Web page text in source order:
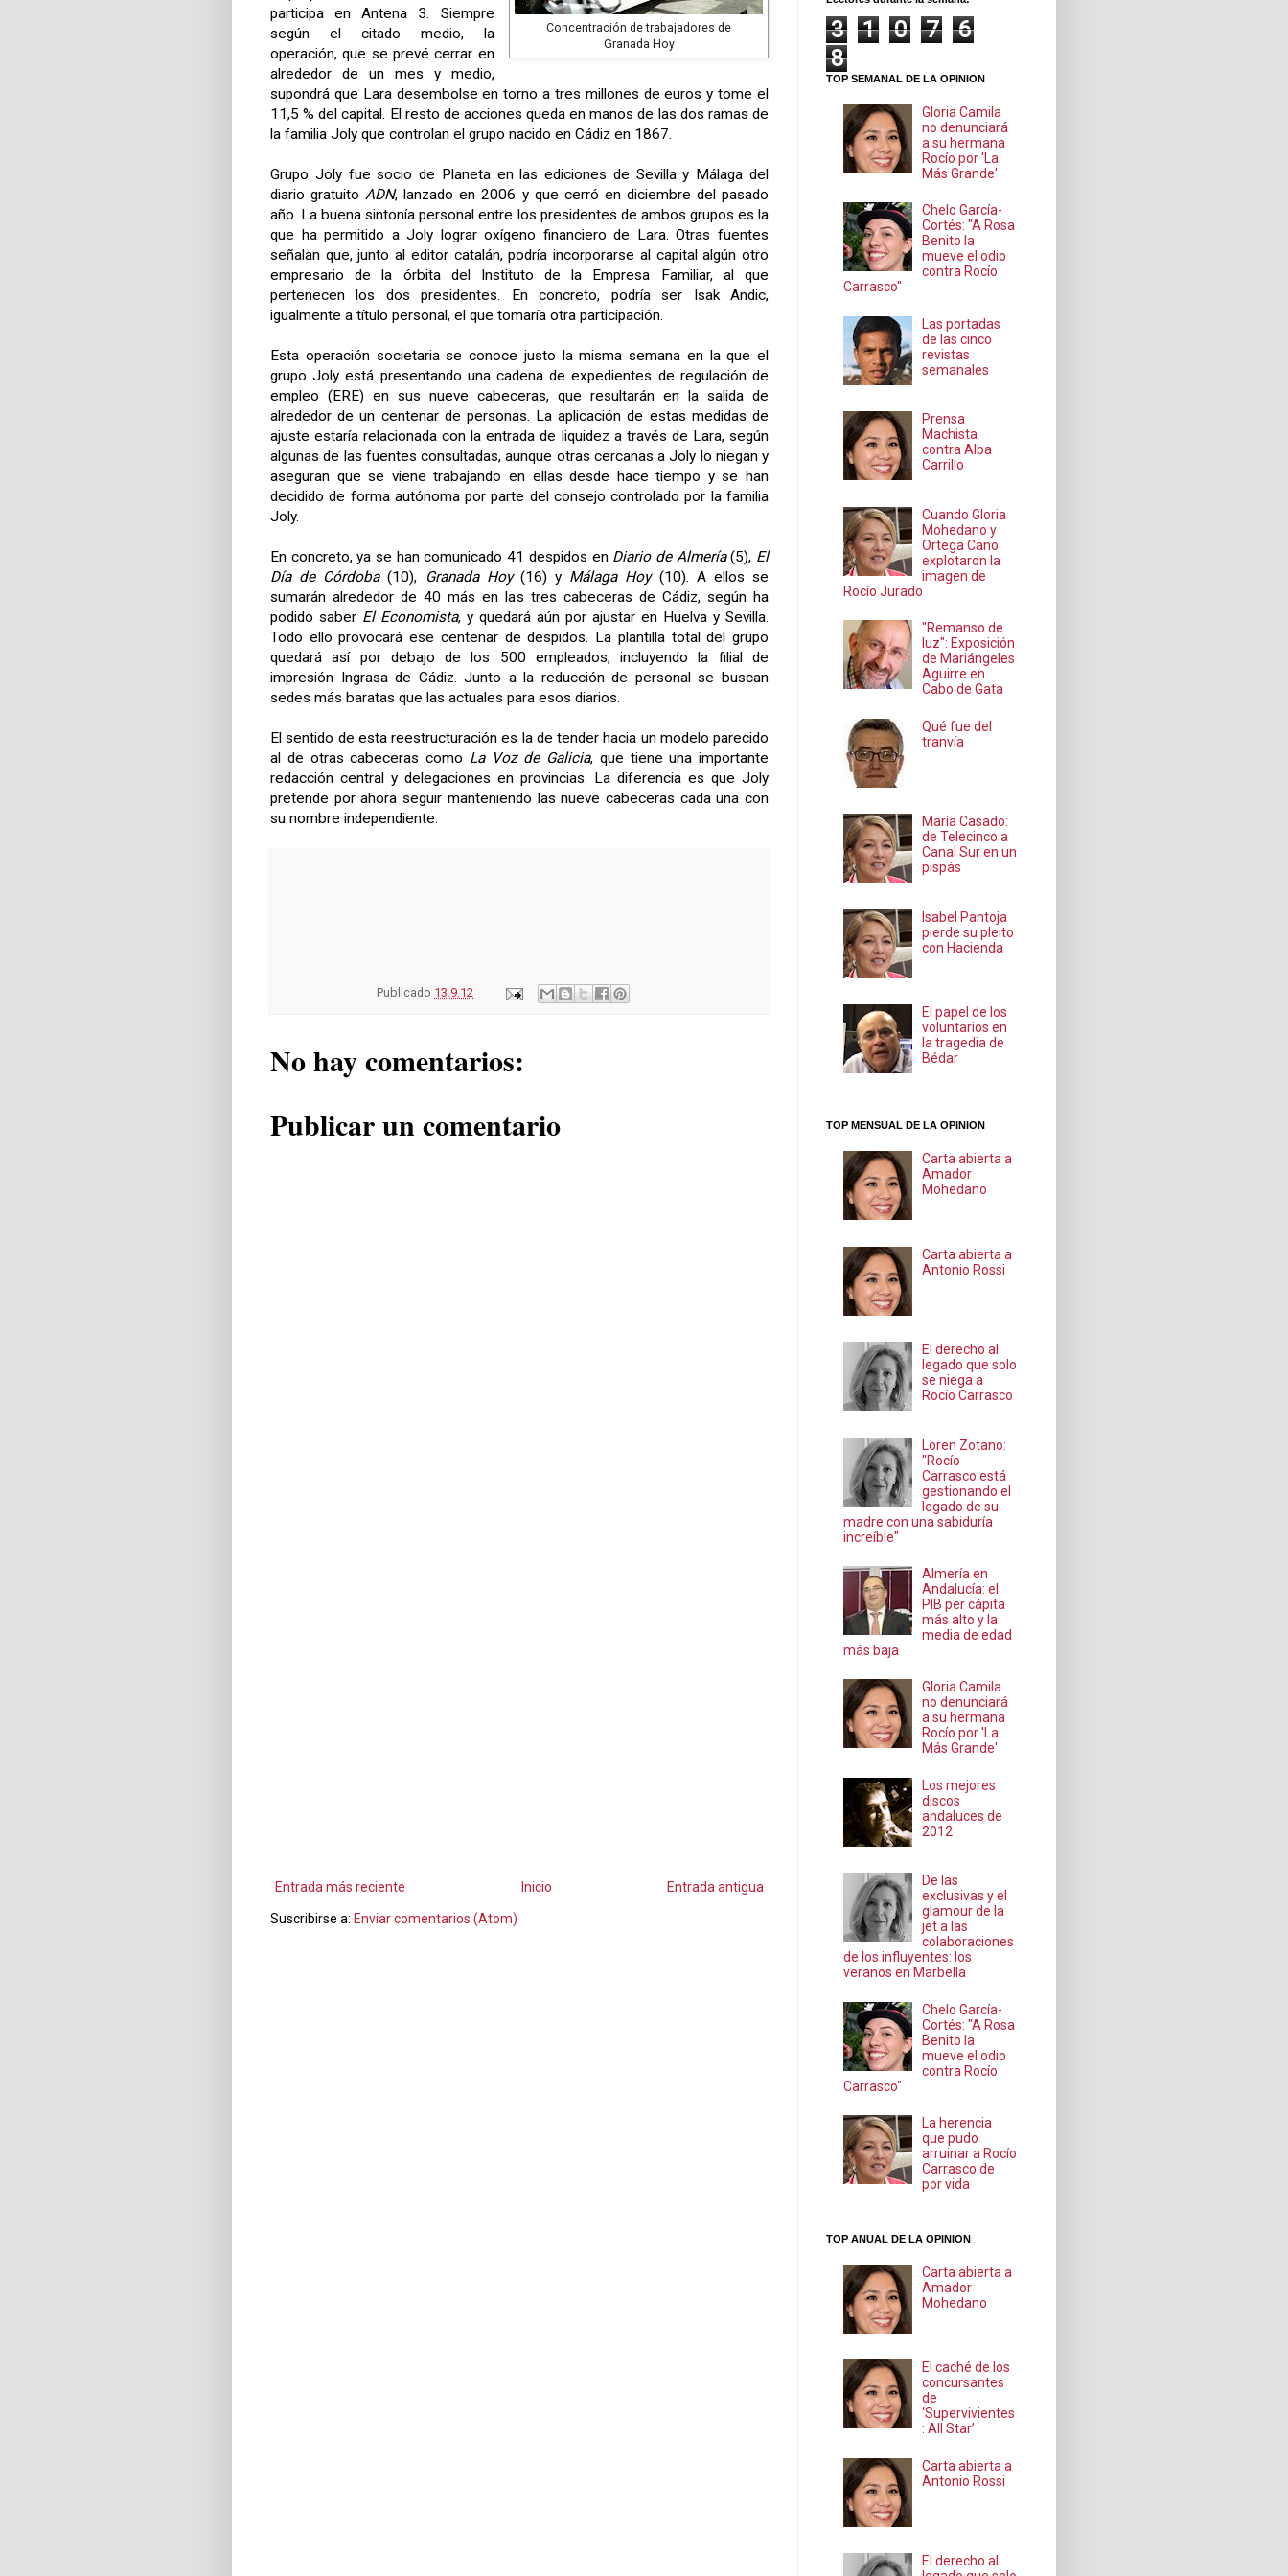
Concentración de trabajadores de
Granada Hoy
participa en Antena 3. Siempre
según el citado medio, la
operación, que se prevé cerrar en
alrededor de un mes y medio,
supondrá que Lara desembolse en torno a tres millones de euros y tome el
11,5 % del capital. El resto de acciones queda en manos de las dos ramas de
la familia Joly que controlan el grupo nacido en Cádiz en 1867.
Grupo Joly fue socio de Planeta en las ediciones de Sevilla y Málaga del
diario gratuitoADN, lanzado en 2006 y que cerró en diciembre del pasado
año. La buena sintonía personal entre los presidentes de ambos grupos es la
que ha permitido a Joly lograr oxígeno financiero de Lara. Otras fuentes
señalan que, junto al editor catalán, podría incorporarse al capital algún otro
empresario de la órbita del Instituto de
la Empresa Familiar, al que
pertenecen los dos presidentes. En concreto, podría ser Isak Andic,
igualmente a título personal, el que tomaría otra participación.
Esta operación societaria se conoce justo la misma semana en la que el
grupo Joly está presentando una cadena de expedientes de regulación de
empleo (ERE) en sus nueve cabeceras, que resultarán en la salida de
alrededor de un centenar de personas. La aplicación de estas medidas de
ajuste estaría relacionada con la entrada de liquidez a través de Lara, según
algunas de las fuentes consultadas, aunque otras cercanas a Joly lo niegan y
aseguran que se viene trabajando en ellas desde hace tiempo y se han
decidido de forma autónoma por parte del consejo controlado por la familia
Joly.
En concreto, ya se han comunicado 41 despidos en Diario de Almería(5), El
Día de Córdoba(10), Granada Hoy(16) y Málaga Hoy(10). A ellos se
sumarán alrededor de 40 más en las tres cabeceras de Cádiz, según ha
podido saber El Economista, y quedará aún por ajustar en Huelva y Sevilla.
Todo ello provocará ese centenar de despidos. La plantilla total del grupo
quedará así por debajo de los 500 empleados, incluyendo la filial de
impresión Ingrasa de Cádiz. Junto a la reducción de personal se buscan
sedes más baratas que las actuales para esos diarios.
El sentido de esta reestructuración es la de tender hacia un modelo parecido
al de otras cabeceras como La Vozde Galicia, que tiene una importante
redacción central y delegaciones en provincias. La diferencia es que Joly
pretende por ahora seguir manteniendo las nueve cabeceras cada una con
su nombre independiente.
Publicado 13.9.12
No hay comentarios:
Publicar un comentario
Entrada más reciente Entrada antigua
Inicio
Suscribirse a: Enviar comentarios (Atom)
3 1 0 7
6
8
TOP SEMANAL DE LA OPINION
Gloria Camila
no denunciará
a su hermana
Rocío por 'La
Más Grande'
Chelo García-
Cortés: "A Rosa
Benito la
mueve el odio
contra Rocío
Carrasco"
Las portadas
de las cinco
revistas
semanales
Prensa
Machista
contra Alba
Carrillo
Cuando Gloria
Mohedano y
Ortega Cano
explotaron la
imagen de
Rocío Jurado
"Remanso de
luz": Exposición
de Mariángeles
Aguirre en
Cabo de Gata
Qué fue del
tranvía
María Casado:
de Telecinco a
Canal Sur en un
pispás
Isabel Pantoja
pierde su pleito
con Hacienda
El papel de los
voluntarios en
la tragedia de
Bédar
TOP MENSUAL DE LA OPINION
Carta abierta a
Amador
Mohedano
Carta abierta a
Antonio Rossi
El derecho al
legado que solo
se niega a
Rocío Carrasco
Loren Zotano:
"Rocío
Carrasco está
gestionando el
legado de su
madre con una sabiduría
increíble"
Almería en
Andalucía: el
PIB per cápita
más alto y la
media de edad
más baja
Gloria Camila
no denunciará
a su hermana
Rocío por 'La
Más Grande'
Los mejores
discos
andaluces de
2012
De las
exclusivas y el
glamour de la
jet a las
colaboraciones
de los influyentes: los
veranos en Marbella
Chelo García-
Cortés: "A Rosa
Benito la
mueve el odio
contra Rocío
Carrasco"
La herencia
que pudo
arruinar a Rocío
Carrasco de
por vida
TOP ANUAL DE LA OPINION
Carta abierta a
Amador
Mohedano
El caché de los
concursantes
de
‘Supervivientes
: All Star’
Carta abierta a
Antonio Rossi
El derecho al